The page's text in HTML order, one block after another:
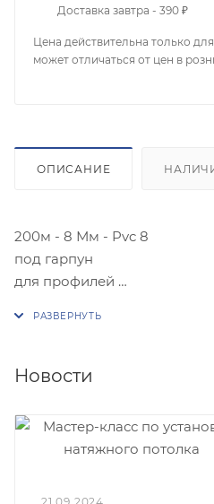
Доставка завтра - 390 ₽
Цена действительна только
может отличаться от цен в
ОПИСАНИЕ
200м - 8 Мм - Pvc 8
под гарпун
для профилей
Новости